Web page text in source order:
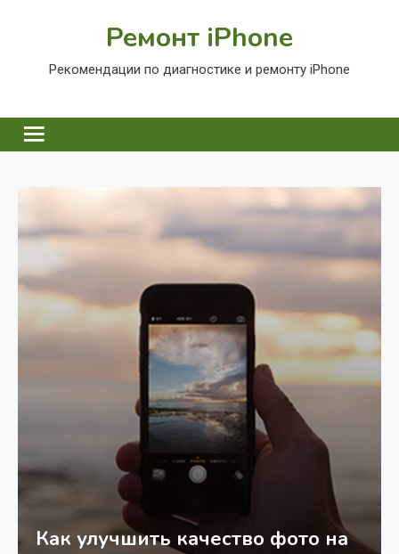
Ремонт iPhone
Рекомендации по диагностике и ремонту iPhone
Как улучшить качество фото на